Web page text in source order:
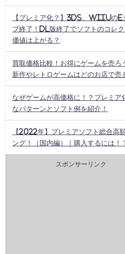
【プレミア化？】3DS、WiiUのe
プ終了！DL版終了でソフトのコレ
価値は上がる？
買取価格比較！お得にゲームを売ろ
新作やレトロゲームはどのお店で売
なぜゲームが高価格に！？プレミア
なパターンとソフト例を紹介！
【2022年】プレミアソフト総合高
ング！（国内編）｜購入するには！
スポンサーリンク